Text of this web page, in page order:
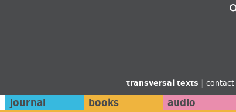
transversal texts | contact
journal books audio